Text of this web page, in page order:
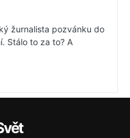
žurnalista pozvánku do
Stálo to za to? A